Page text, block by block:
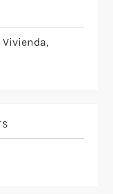
Vivienda,